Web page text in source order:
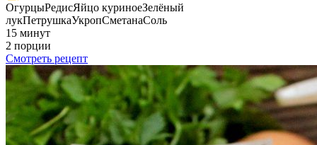
ОгурцыРедисЯйцо куриноеЗелёный
лукПетрушкаУкропСметанаСоль
15 минут
2 порции
Смотреть рецепт